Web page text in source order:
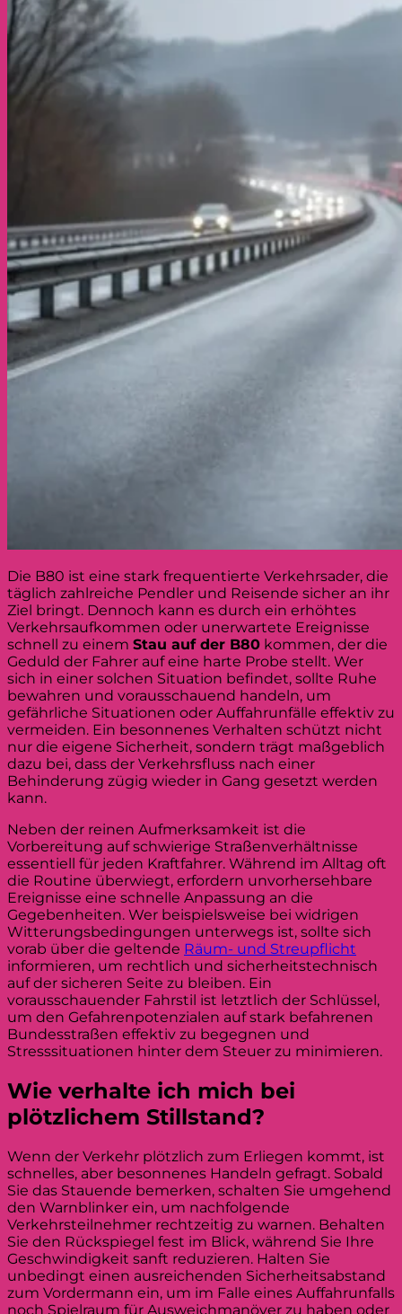
Die B80 ist eine stark frequentierte Verkehrsader, die
täglich zahlreiche Pendler und Reisende sicher an ihr
Ziel bringt. Dennoch kann es durch ein erhöhtes
Verkehrsaufkommen oder unerwartete Ereignisse
schnell zu einem Stau auf der B80 kommen, der die
Geduld der Fahrer auf eine harte Probe stellt. Wer
sich in einer solchen Situation befindet, sollte Ruhe
bewahren und vorausschauend handeln, um
gefährliche Situationen oder Auffahrunfälle effektiv zu
vermeiden. Ein besonnenes Verhalten schützt nicht
nur die eigene Sicherheit, sondern trägt maßgeblich
dazu bei, dass der Verkehrsfluss nach einer
Behinderung zügig wieder in Gang gesetzt werden
kann.
Neben der reinen Aufmerksamkeit ist die
Vorbereitung auf schwierige Straßenverhältnisse
essentiell für jeden Kraftfahrer. Während im Alltag oft
die Routine überwiegt, erfordern unvorhersehbare
Ereignisse eine schnelle Anpassung an die
Gegebenheiten. Wer beispielsweise bei widrigen
Witterungsbedingungen unterwegs ist, sollte sich
vorab über die geltende Räum- und Streupflicht
informieren, um rechtlich und sicherheitstechnisch
auf der sicheren Seite zu bleiben. Ein
vorausschauender Fahrstil ist letztlich der Schlüssel,
um den Gefahrenpotenzialen auf stark befahrenen
Bundesstraßen effektiv zu begegnen und
Stresssituationen hinter dem Steuer zu minimieren.
Wie verhalte ich mich bei
plötzlichem Stillstand?
Wenn der Verkehr plötzlich zum Erliegen kommt, ist
schnelles, aber besonnenes Handeln gefragt. Sobald
Sie das Stauende bemerken, schalten Sie umgehend
den Warnblinker ein, um nachfolgende
Verkehrsteilnehmer rechtzeitig zu warnen. Behalten
Sie den Rückspiegel fest im Blick, während Sie Ihre
Geschwindigkeit sanft reduzieren. Halten Sie
unbedingt einen ausreichenden Sicherheitsabstand
zum Vordermann ein, um im Falle eines Auffahrunfalls
noch Spielraum für Ausweichmanöver zu haben oder